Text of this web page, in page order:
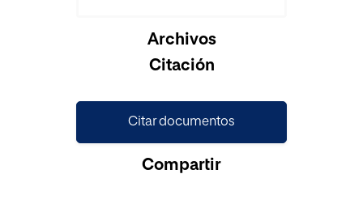
Archivos
Citación
Citar documentos
Compartir